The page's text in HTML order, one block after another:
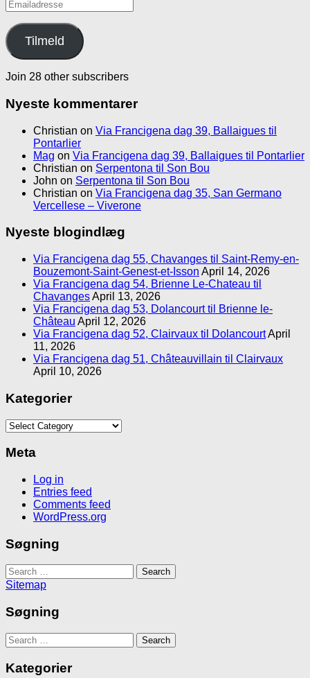
Emailadresse
Tilmeld
Join 28 other subscribers
Nyeste kommentarer
Christian on Via Francigena dag 39, Ballaigues til
Pontarlier
Mag on Via Francigena dag 39, Ballaigues til Pontarlier
Christian on Serpentona til Son Bou
John on Serpentona til Son Bou
Christian on Via Francigena dag 35, San Germano
Vercellese – Viverone
Nyeste blogindlæg
Via Francigena dag 55, Chavanges til Saint-Remy-en-
Bouzemont-Saint-Genest-et-Isson April 14, 2026
Via Francigena dag 54, Brienne Le-Chateau til
ChavangesApril 13, 2026
Via Francigena dag 53, Dolancourt til Brienne le-
Château April 12, 2026
Via Francigena dag 52, Clairvaux til DolancourtApril
11, 2026
Via Francigena dag 51, Châteauvillain til Clairvaux
April 10, 2026
Kategorier
Kategorier
Meta
Log in
Entries feed
Comments feed
WordPress.org
Søgning
Search
for:
Sitemap
Søgning
Search
for:
Kategorier